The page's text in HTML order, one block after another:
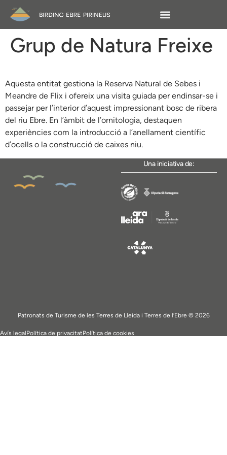
Grup de Natura Freixe
Aquesta entitat gestiona la Reserva Natural de Sebes i
Meandre de Flix i ofereix una visita guiada per endinsar-se i
passejar per l’interior d’aquest impressionant bosc de ribera
del riu Ebre. En l’àmbit de l’ornitologia, destaquen
experiències com la introducció a l’anellament científic
d’ocells o la construcció de caixes niu.
Una iniciativa de:
Patronats de Turisme de les Terres de Lleida i Terres de l’Ebre © 2026
Avís legalPolítica de privacitatPolítica de cookies